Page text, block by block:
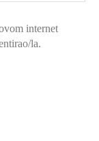
internet
la.